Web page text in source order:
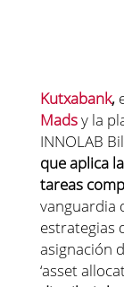
Kutxabank,
Madsy la
INNOLAB
que aplica
tareas
vanguardia
estrategias
asignación
‘asset